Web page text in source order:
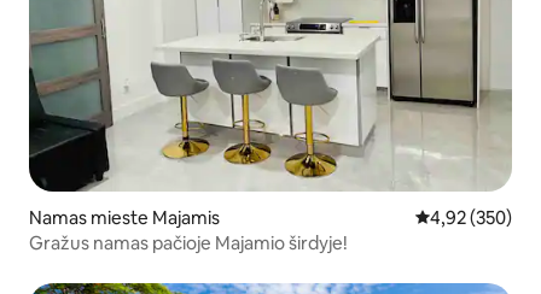
Namas mieste Majamis Vidutinis
4,92 (350)
Gražus namas pačioje Majamio širdyje!